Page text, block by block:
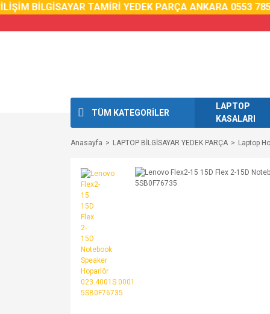
BİLGİSAYAR TAMİRİ YEDEK PARÇA ANKARA 0553 785
TÜM KATEGORİLER
LAPTOP
KASALARI
Anasayfa LAPTOP BİLGİSAYAR YEDEK PARÇA Laptop